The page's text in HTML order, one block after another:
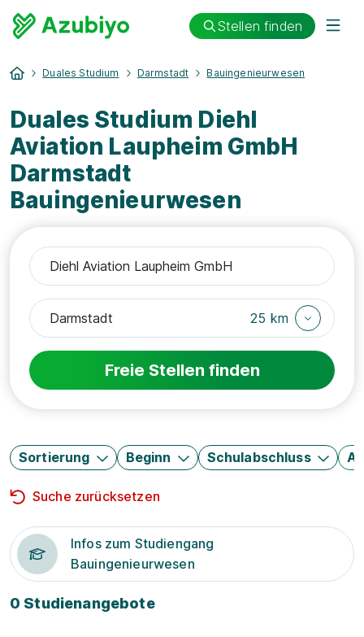
Stellen finden
Duales Studium Darmstadt Bauingenieurwesen
Duales Studium Diehl
Aviation Laupheim GmbH
Darmstadt
Bauingenieurwesen
25 km
Freie Stellen finden
Sortierung Beginn Schulabschluss
Suche zurücksetzen
Infos zum Studiengang
Bauingenieurwesen
0 Studienangebote